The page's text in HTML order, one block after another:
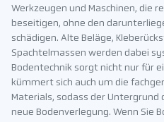
Werkzeugen und Maschinen, die
beseitigen, ohne den
schädigen. Alte Beläge,
Spachtelmassen werden dabei
Bodentechnik sorgt nicht nur für
kümmert sich auch um die
Materials, sodass der
neue Bodenverlegung. Wenn Sie